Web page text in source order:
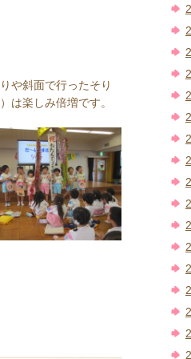
や斜面で行ったそり
は楽しみ倍増です。